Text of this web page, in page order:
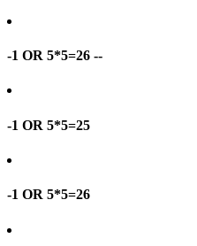
-1 OR 5*5=26 --
-1 OR 5*5=25
-1 OR 5*5=26